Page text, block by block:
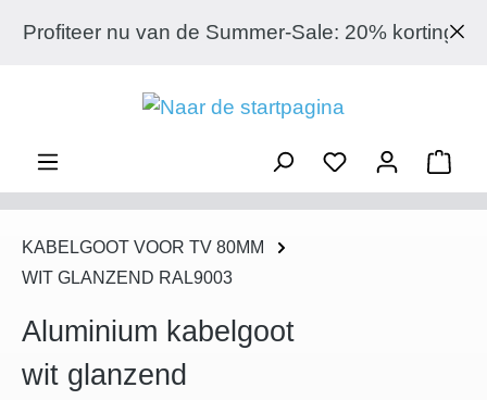
Ga naar de hoofdinhoud
nu van de Summer-Sale: 20% korting op
KABELGOOT VOOR TV 80MM
WIT GLANZEND RAL9003
Aluminium kabelgoot
wit glanzend